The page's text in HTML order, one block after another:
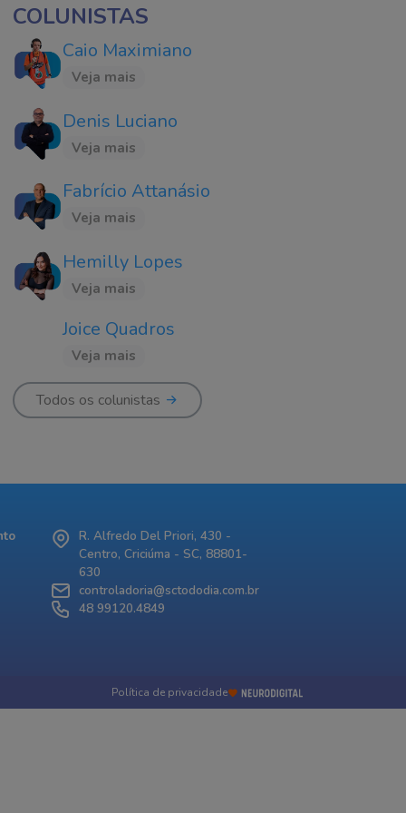
COLUNISTAS
Caio Maximiano
Veja mais
Denis Luciano
Veja mais
Fabrício Attanásio
Veja mais
Hemilly Lopes
Veja mais
Joice Quadros
Veja mais
Todos os colunistas
R. Alfredo Del Priori, 430 -
Centro, Criciúma - SC, 88801-
630
controladoria@sctododia.com.br
48 99120.4849
Política de privacidade